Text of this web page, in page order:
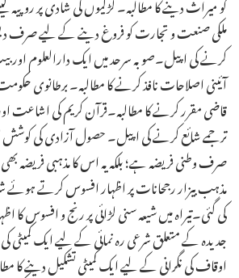
ملکی صنعت و تجارت کو فروغ دینے کے لیے صرف
کرنے کی اپیل۔صوبہ سرحد میں ایک دارالعلوم اور
آئینی اصلاحات نافذ کرنے کا مطالبہ۔ برطانوی
قاضی مقرر کرنے کا مطالبہ۔قرآن کریم کی اشاعت
ترجمے شائع کرنے کی اپیل۔ حصول آزادی کی
صرف وطنی فریضہ ہے؛ بلکہ یہ اس کا مذہبی فریضہ
مذہب بیزار رجحانات پر اظہار افسوس کرتے ہوئے
کی گئی۔تیراہ میں شیعہ سنی لڑائی پر رنج و افسوس کا
جدیدہ کے متعلق شرعی رہ نمائی کے لیے ایک کمیٹی
اوقاف کی نگرانی کے لیے ایک کمیٹی تشکیل دینے کا